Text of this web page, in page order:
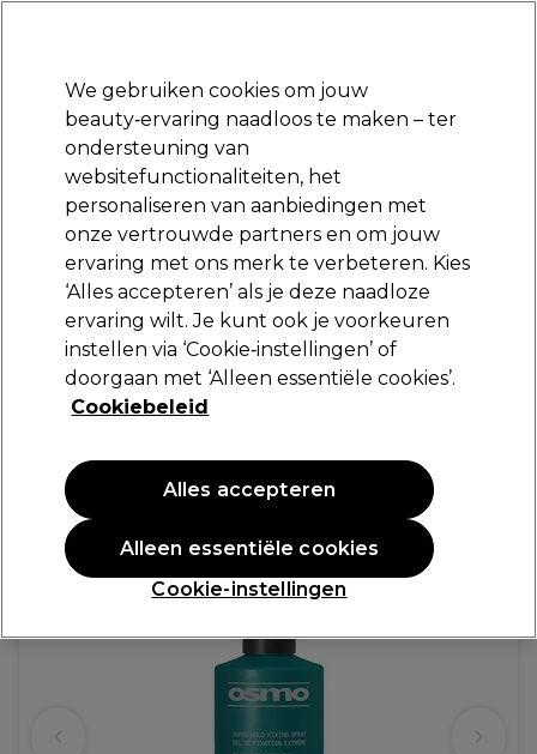
Aanmelden
Merken Deals Haar Elektra
Volgende dag geleverd*
Na verzending, maandag t/m vrijdag
Osmo Extreme Gel Gel Met Extra Stevige Hold
250ml
(0
PROMOTIE
We gebruiken cookies om jouw
beauty‑ervaring naadloos te maken – ter
ondersteuning van
websitefunctionaliteiten, het
personaliseren van aanbiedingen met
onze vertrouwde partners en om jouw
ervaring met ons merk te verbeteren. Kies
‘Alles accepteren’ als je deze naadloze
ervaring wilt. Je kunt ook je voorkeuren
instellen via ‘Cookie‑instellingen’ of
doorgaan met ‘Alleen essentiële cookies’.
Cookiebeleid
Cookie-instellingen
Alleen essentiële cookies
Alles accepteren